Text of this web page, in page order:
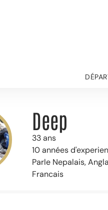
Deep
33 ans
10 années
Parle Nepalais,
Francais